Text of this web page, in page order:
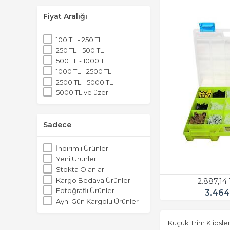
Fiyat Aralığı
100 TL - 250 TL
250 TL - 500 TL
500 TL - 1000 TL
1000 TL - 2500 TL
2500 TL - 5000 TL
5000 TL ve üzeri
Sadece
İndirimli Ürünler
Yeni Ürünler
Stokta Olanlar
Kargo Bedava Ürünler
Fotoğraflı Ürünler
Aynı Gün Kargolu Ürünler
2.887,14
Küçük Trim